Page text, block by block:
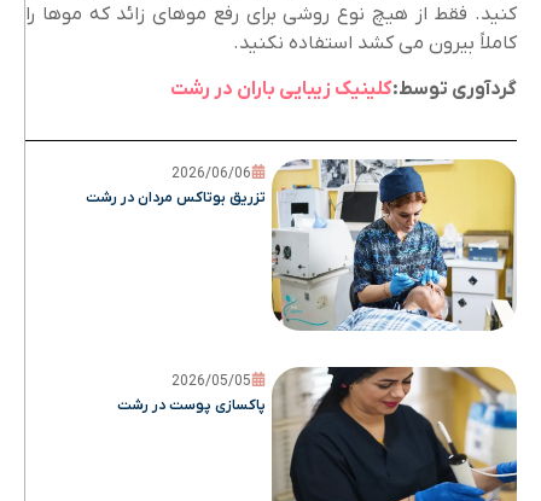
کنید. فقط از هیچ نوع روشی برای رفع موهای زائد که موها را
کاملاً بیرون می کشد استفاده نکنید.
گردآوری توسط:کلینیک زیبایی باران در رشت
2026/06/06
تزریق بوتاکس مردان در رشت
2026/05/05
پاکسازی پوست در رشت